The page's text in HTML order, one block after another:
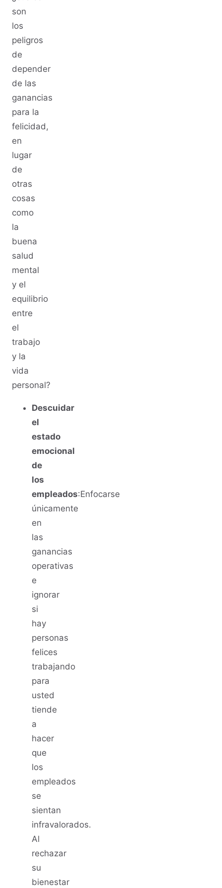
son
los
peligros
de
depender
de las
ganancias
para la
felicidad,
en
lugar
de
otras
cosas
como
la
buena
salud
mental
y el
equilibrio
entre
el
trabajo
y la
vida
personal?
Descuidar
el
estado
emocional
de
los
empleados:Enfocarse
únicamente
en
las
ganancias
operativas
e
ignorar
si
hay
personas
felices
trabajando
para
usted
tiende
a
hacer
que
los
empleados
se
sientan
infravalorados.
Al
rechazar
su
bienestar